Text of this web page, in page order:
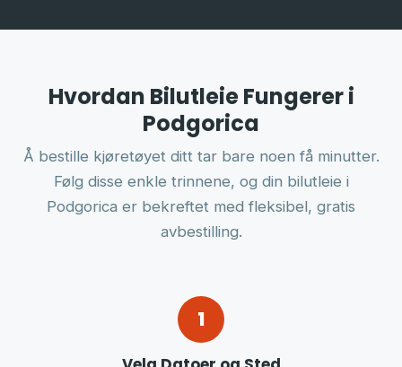
Hvordan Bilutleie Fungerer i
Podgorica
Å bestille kjøretøyet ditt tar bare noen få minutter.
Følg disse enkle trinnene, og din bilutleie i
Podgorica er bekreftet med fleksibel, gratis
avbestilling.
1